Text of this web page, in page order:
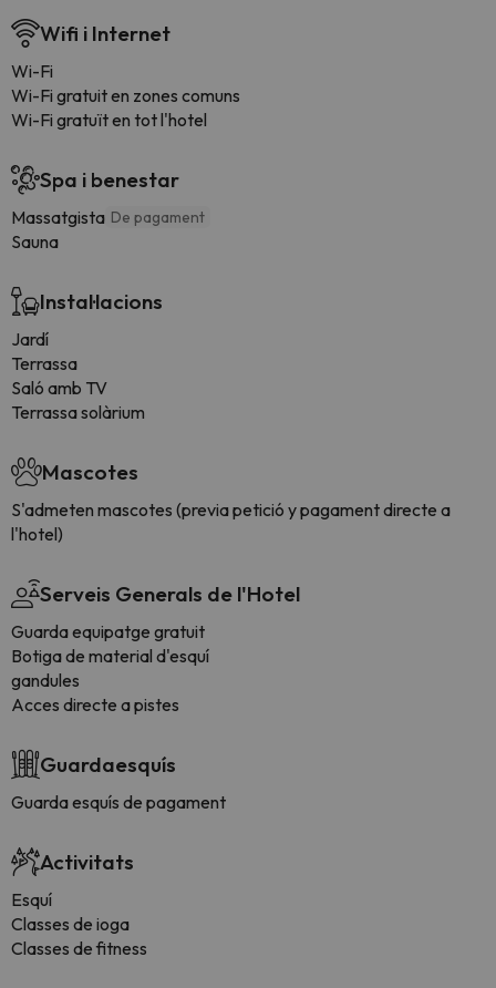
Wifi i Internet
Wi-Fi
Wi-Fi gratuit en zones comuns
Wi-Fi gratuït en tot l'hotel
Spa i benestar
Massatgista De pagament
Sauna
Instal·lacions
Jardí
Terrassa
Saló amb TV
Terrassa solàrium
Mascotes
S'admeten mascotes (previa petició y pagament directe a
l'hotel)
Serveis Generals de l'Hotel
Guarda equipatge gratuit
Botiga de material d'esquí
gandules
Acces directe a pistes
Guardaesquís
Guarda esquís de pagament
Activitats
Esquí
Classes de ioga
Classes de fitness